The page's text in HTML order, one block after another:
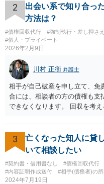
い旨回答すればそれまでです
通りです。 民法上の扶養義務
ではありません。 あくまでも
の介護は子供がみるという民法
る扶養義務は配偶者や子に対す
養義務の順位を下げる一つの理
2
出会い系で知り合っ
方法は？
#債権回収代行 #強制執行・差し押さえ
#個人・プライベート
2026年2月9日
川村 正衡 弁護士
相手が自己破産を申し立て、免
合には、相談者の方の債権も支
できなくなります。 回収を考
3
亡くなった知人に貸
いて相談したい
#契約書・借用書なし #債権回収代行
#内容証明作成送付
#相手(債務者)の
2024年7月19日